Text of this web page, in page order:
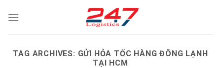
TAG ARCHIVES: GỬI HỎA TỐC HÀNG ĐÔNG LẠNH
TẠI HCM